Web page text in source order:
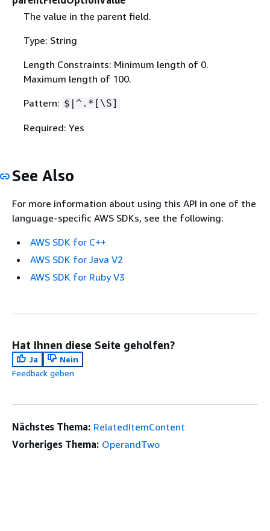
The value in the parent field.
Type: String
Length Constraints: Minimum length of 0.
Maximum length of 100.
Pattern: $|^.*[\S]
Required: Yes
See Also
For more information about using this API in one of the
language-specific AWS SDKs, see the following:
AWS SDK for C++
AWS SDK for Java V2
AWS SDK for Ruby V3
Hat Ihnen diese Seite geholfen?
Ja
Nein
Feedback geben
Nächstes Thema: RelatedItemContent
Vorheriges Thema: OperandTwo